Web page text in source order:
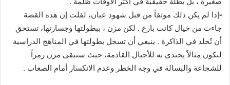
▫️إذا لم يكن ذلك موثقاً من قبل شهود عيان، لقلت إن هذه القصة
جاءت من خيال كاتب بارع . لكن مزن ، ببطولتها وجسارتها، تستحق
أن تُخلد في الذاكرة . ينبغي أن تسجل بطولتها في المناهج الدراسية
لتكون مثالاً يحتذى به للأجيال القادمة، حيث ستبقى مزن رمزاً
للشجاعة والبسالة في وجه الخطر وعدم الانكسار أمام الصعاب .